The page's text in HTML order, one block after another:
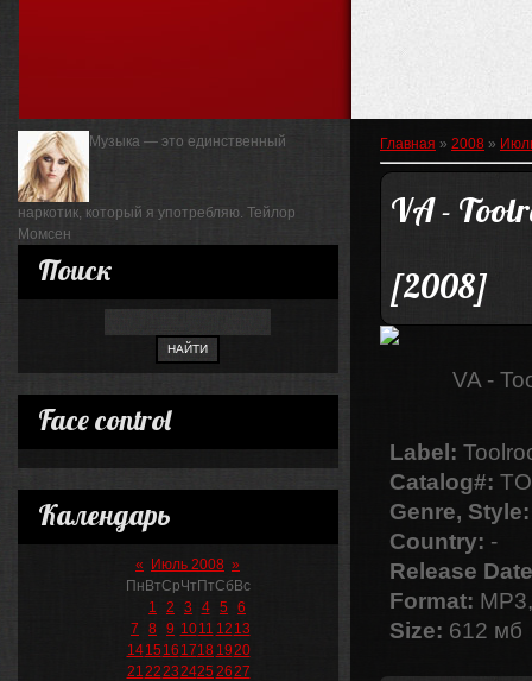
Музыка — это единственный
наркотик, который я употребляю. Тейлор
Момсен
Поиск
Face control
Календарь
« Июль 2008 »
Пн ВтСрЧт ПтСбВс
1
2 3 4 5
6
7
8 9 1011 12 13
1415 16 1718 1920
2122232425 2627
Главная » 2008 »
VA -
[2008]
VA -
Label:
Catalog#:
Genre, Style:
Country: -
Release
Format:
Size: 612 мб